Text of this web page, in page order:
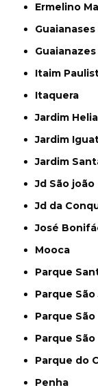
Ermelino
Guaianases
Guaianazes
Itaim
Itaquera
Jardim
Jardim
Jardim
Jd São joão
Jd da
José
Mooca
Parque
Parque
Parque
Parque
Parque do
Penha